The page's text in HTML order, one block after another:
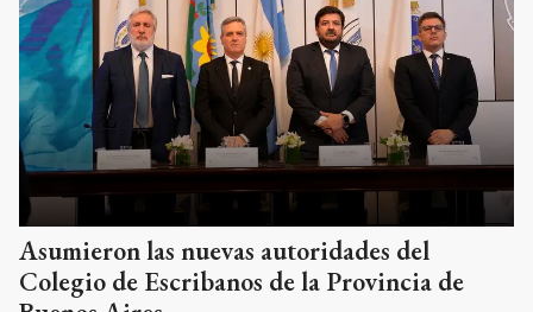
Asumieron las nuevas autoridades del
Colegio de Escribanos de la Provincia de